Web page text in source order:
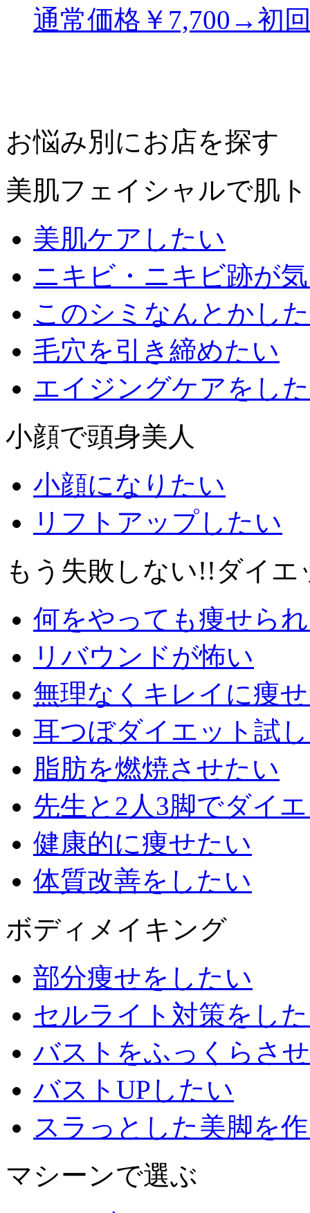
通常価格￥7,700→初
お悩み別にお店を探す
美肌フェイシャルで肌
美肌ケアしたい
ニキビ・ニキビ跡が
このシミなんとかし
毛穴を引き締めたい
エイジングケアをし
小顔で頭身美人
小顔になりたい
リフトアップしたい
もう失敗しない!!ダイエ
何をやっても痩せら
リバウンドが怖い
無理なくキレイに痩
耳つぼダイエット試
脂肪を燃焼させたい
先生と2人3脚でダイ
健康的に痩せたい
体質改善をしたい
ボディメイキング
部分痩せをしたい
セルライト対策をし
バストをふっくらさ
バストUPしたい
スラっとした美脚を
マシーンで選ぶ